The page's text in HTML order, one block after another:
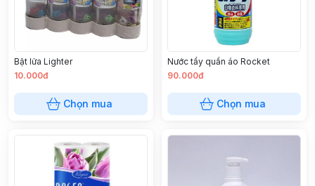
Bật lửa Lighter
10.000đ
Chọn mua
Nước tẩy quần áo Rocket
90.000đ
Chọn mua